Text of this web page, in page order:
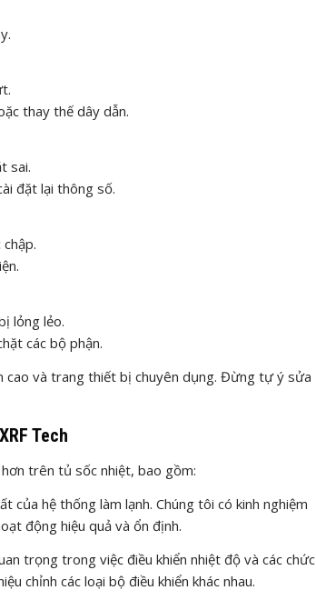
thay thế dây dẫn.
sai.
đặt lại thông số.
lỏng lẻo.
các bộ phận.
cao và trang thiết bị chuyên dụng. Đừng tự ý sửa
Tech
trên tủ sốc nhiệt, bao gồm:
hệ thống làm lạnh. Chúng tôi có kinh nghiệm
động hiệu quả và ổn định.
trọng trong việc điều khiển nhiệt độ và các chức
chỉnh các loại bộ điều khiển khác nhau.